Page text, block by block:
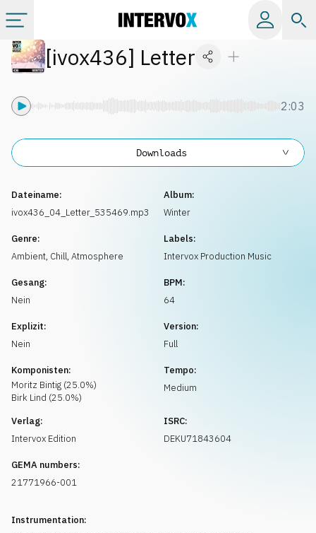
Kategorien
Alle Alben
Playlists
[ivox436] Letter
2:03
Dateiname:
ivox436_04_Letter_535469.mp3
Album:
Winter
Genre:
Ambient, Chill, Atmosphere
Labels:
Intervox Production Music
Gesang:
Nein
BPM:
64
Explizit:
Nein
Version:
Full
Komponisten:
Moritz Bintig (25.0%)
Birk Lind (25.0%)
Tempo:
Medium
Verlag:
Intervox Edition
ISRC:
DEKU71843604
GEMA numbers:
21771966-001
Instrumentation:
Downloads